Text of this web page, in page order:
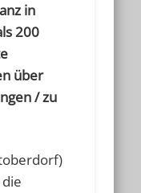
in
200
über
/ zu